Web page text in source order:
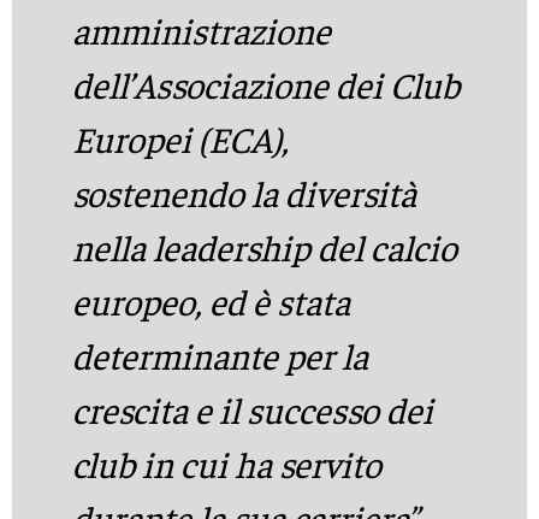
amministrazione
dell’Associazione dei Club
Europei (ECA),
sostenendo la diversità
nella leadership del calcio
europeo, ed è stata
determinante per la
crescita e il successo dei
club in cui ha servito